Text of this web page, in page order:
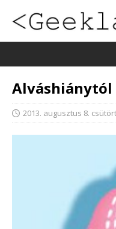
Alváshiánytól
2013. augusztus 8.